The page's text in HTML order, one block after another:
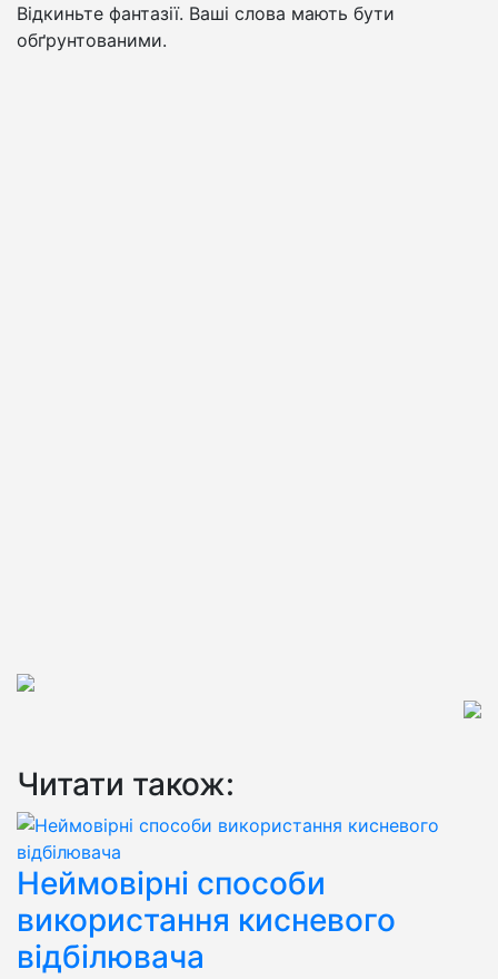
Відкиньте фантазії. Ваші слова мають бути
обґрунтованими.
Читати також:
Неймовірні способи
використання кисневого
відбілювача